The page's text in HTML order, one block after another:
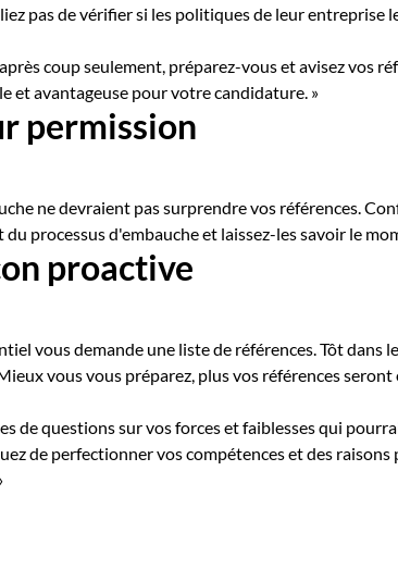
pas de vérifier si les politiques de leur entreprise
coup seulement, préparez-vous et avisez vos
et avantageuse pour votre candidature. »
permission
ne devraient pas surprendre vos références.
processus d'embauche et laissez-les savoir le
proactive
vous demande une liste de références. Tôt dans
vous vous préparez, plus vos références seront
de questions sur vos forces et faiblesses qui
de perfectionner vos compétences et des